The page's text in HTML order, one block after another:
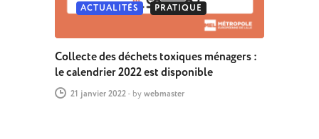
ACTUALITÉS PRATIQUE
Collecte des déchets toxiques ménagers :
le calendrier 2022 est disponible
21 janvier 2022- by webmaster